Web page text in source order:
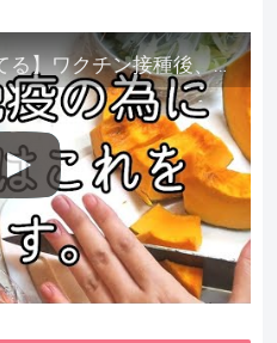
【身体はなんでも知ってる】ワクチン接種後、異常に食べたくなった野菜が細胞回復に貢献してくれました。